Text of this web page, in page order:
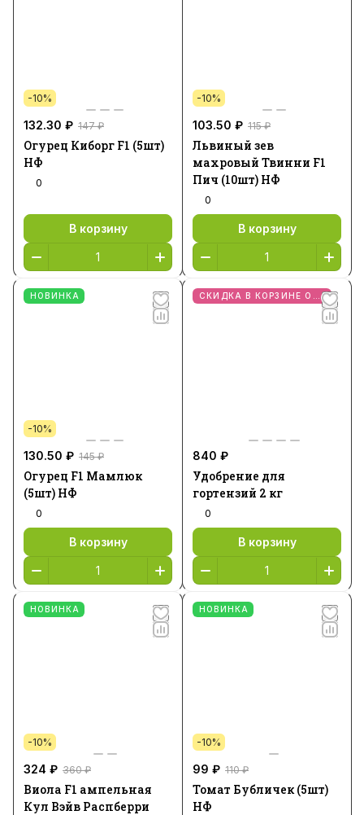
-10%
132.30 ₽ 147 ₽
Огурец Киборг F1 (5шт)
НФ
0
В корзину
-10%
103.50 ₽ 115 ₽
Львиный зев
махровый Твинни F1
Пич (10шт) НФ
0
В корзину
НОВИНКА
-10%
130.50 ₽ 145 ₽
Огурец F1 Мамлюк
(5шт) НФ
0
В корзину
840 ₽
Удобрение для
гортензий 2 кг
0
В корзину
НОВИНКА
-10%
324 ₽ 360 ₽
Виола F1 ампельная
Кул Вэйв Распберри
НОВИНКА
-10%
99 ₽ 110 ₽
Томат Бубличек (5шт)
НФ